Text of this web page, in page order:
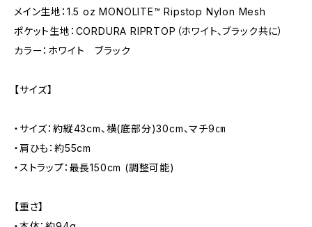
メイン生地：1.5 oz MONOLITE™ Ripstop Nylon Mesh
ポケット生地：CORDURA RIPRTOP（ホワイト、ブラック共に）
カラー：ホワイト ブラック
【サイズ】
・サイズ：約縦43cm、横(底部分)30cm、マチ9㎝
・肩ひも：約55cm
・ストラップ：最長150cm (調整可能)
【重さ】